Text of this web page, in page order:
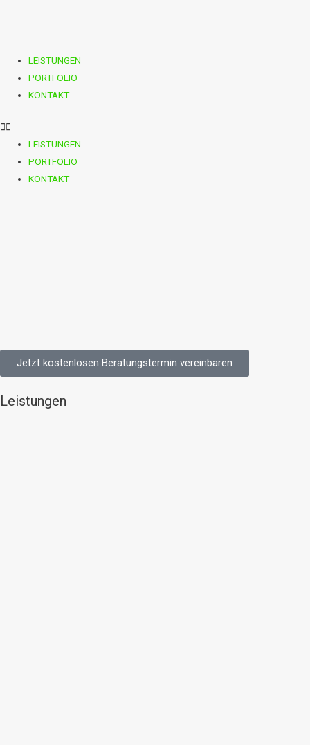
LEISTUNGEN
PORTFOLIO
KONTAKT
LEISTUNGEN
PORTFOLIO
KONTAKT
Jetzt kostenlosen Beratungstermin vereinbaren
Leistungen